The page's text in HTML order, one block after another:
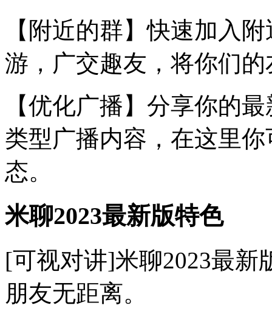
【附近的群】快速加入
游，广交趣友，将你们
【优化广播】分享你的
类型广播内容，在这里
态。
米聊2023最新版特色
[可视对讲]米聊2023最新
朋友无距离。